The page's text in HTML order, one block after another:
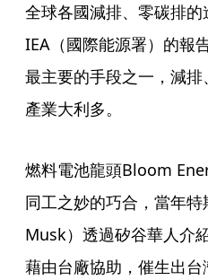
全球各國減排、零碳排
IEA（國際能源署）的報
最主要的手段之一，減
產業大利多。
燃料電池龍頭Bloom
同工之妙的巧合，當年
Musk）透過矽谷華人介
藉由台廠協助，催生出